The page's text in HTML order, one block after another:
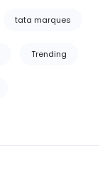
tata marques
Trending